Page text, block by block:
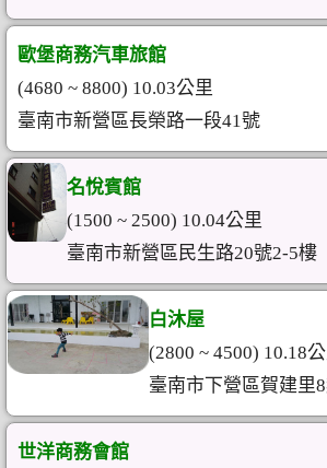
歐堡商務汽車旅館
(4680 ~ 8800) 10.03公里
臺南市新營區長榮路一段41號
名悅賓館
(1500 ~ 2500) 10.04公里
臺南市新營區民生路20號2-5樓
白沐屋
(2800 ~ 4500) 10.18
臺南市下營區賀建里
世洋商務會館